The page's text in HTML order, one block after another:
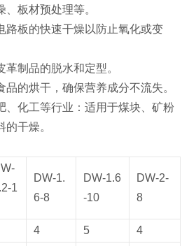
板材预处理等‌。
路板的快速干燥以防止氧化或变
制品的脱水和定型‌。
的烘干，确保营养成分不流失‌。
、化工等行业‌：适用于煤块、矿粉
干燥‌。
1
DW-1.
6-8
DW-1.6
-10
DW-2-
8
4 5 4